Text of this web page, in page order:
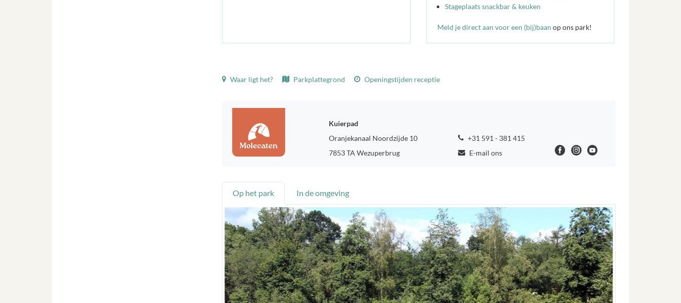
Stageplaats snackbar & keuken
Meld je direct aan voor een (bij)baan op ons park!
Waar ligt het? Parkplattegrond Openingstijden receptie
Kuierpad
Oranjekanaal Noordzijde 10
7853 TA Wezuperbrug
+31 591 - 381 415
E-mail ons
Op het park In de omgeving